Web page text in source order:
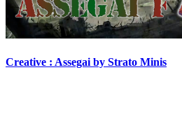
Creative : Assegai by Strato Minis